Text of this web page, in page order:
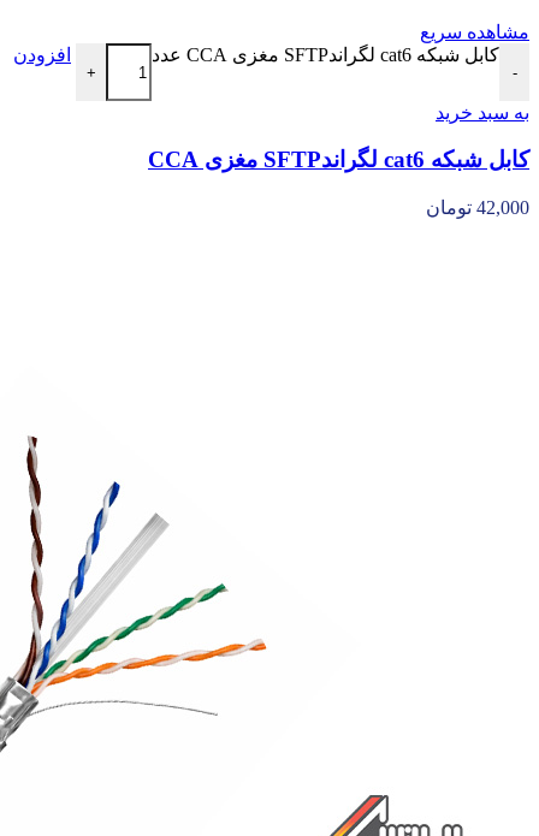
مشاهده سریع
-
کابل شبکه cat6 لگراندSFTP مغزی CCA عدد
+
افزودن
به سبد خرید
کابل شبکه cat6 لگراندSFTP مغزی CCA
42,000 تومان